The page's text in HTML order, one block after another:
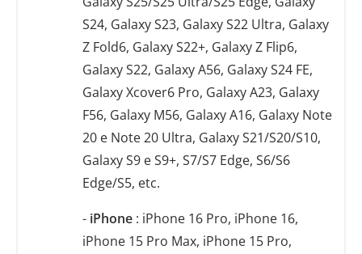
S24, Galaxy S23, Galaxy S22 Ultra, Galaxy
Z Fold6, Galaxy S22+, Galaxy Z Flip6,
Galaxy S22, Galaxy A56, Galaxy S24 FE,
Galaxy Xcover6 Pro, Galaxy A23, Galaxy
F56, Galaxy M56, Galaxy A16, Galaxy Note
20 e Note 20 Ultra, Galaxy S21/S20/S10,
Galaxy S9 e S9+, S7/S7 Edge, S6/S6
Edge/S5, etc.
- iPhone : iPhone 16 Pro, iPhone 16,
iPhone 15 Pro Max, iPhone 15 Pro,